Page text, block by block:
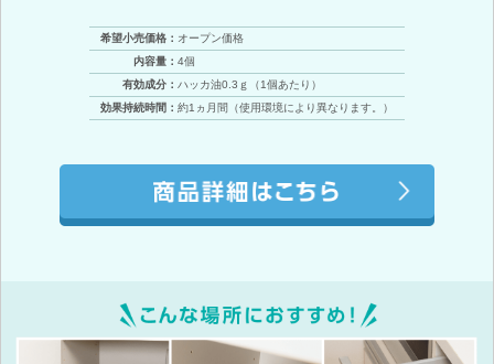
希望小売価格： オープン価格
内容量： 4個
有効成分： ハッカ油0.3ｇ（1個あたり）
効果持続時間： 約1ヵ月間（使用環境により異なります。）